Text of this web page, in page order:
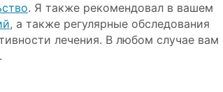
. Я также рекомендовал в вашем
, а также регулярные обследования
лечения. В любом случае вам